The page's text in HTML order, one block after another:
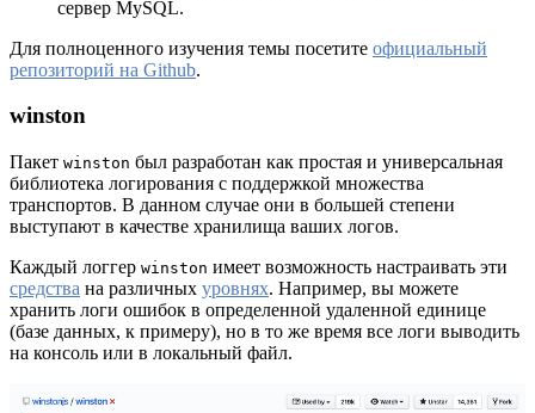
сервер MySQL.
Для полноценного изучения темы посетите официальный
репозиторий на Github.
winston
Пакет winston был разработан как простая и универсальная
библиотека логирования с поддержкой множества
транспортов. В данном случае они в большей степени
выступают в качестве хранилища ваших логов.
Каждый логгер winston имеет возможность настраивать эти
средства на различных уровнях. Например, вы можете
хранить логи ошибок в определенной удаленной единице
(базе данных, к примеру), но в то же время все логи выводить
на консоль или в локальный файл.